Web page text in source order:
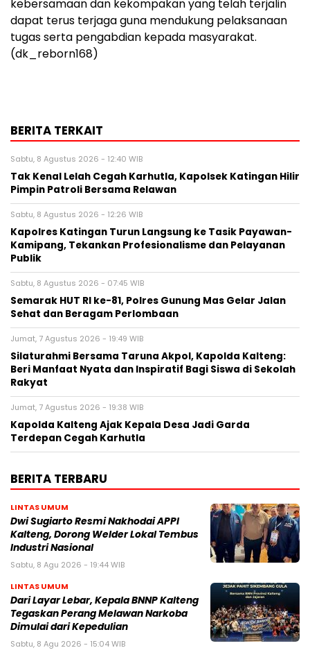
kebersamaan dan kekompakan yang telah terjalin
dapat terus terjaga guna mendukung pelaksanaan
tugas serta pengabdian kepada masyarakat.
(dk_reborn168)
BERITA TERKAIT
Sabtu, 8 Agustus 2026 - 12:40 WIB
Tak Kenal Lelah Cegah Karhutla, Kapolsek Katingan Hilir
Pimpin Patroli Bersama Relawan
Sabtu, 8 Agustus 2026 - 12:26 WIB
Kapolres Katingan Turun Langsung ke Tasik Payawan-
Kamipang, Tekankan Profesionalisme dan Pelayanan
Publik
Sabtu, 8 Agustus 2026 - 07:45 WIB
Semarak HUT RI ke-81, Polres Gunung Mas Gelar Jalan
Sehat dan Beragam Perlombaan
Jumat, 7 Agustus 2026 - 19:49 WIB
Silaturahmi Bersama Taruna Akpol, Kapolda Kalteng:
Beri Manfaat Nyata dan Inspiratif Bagi Siswa di Sekolah
Rakyat
Jumat, 7 Agustus 2026 - 19:38 WIB
Kapolda Kalteng Ajak Kepala Desa Jadi Garda
Terdepan Cegah Karhutla
BERITA TERBARU
LINTAS UMUM
Dwi Sugiarto Resmi Nakhodai APPI
Kalteng, Dorong Welder Lokal Tembus
Industri Nasional
Sabtu, 8 Agu 2026 - 19:44 WIB
LINTAS UMUM
Dari Layar Lebar, Kepala BNNP Kalteng
Tegaskan Perang Melawan Narkoba
Dimulai dari Kepedulian
Sabtu, 8 Agu 2026 - 15:04 WIB